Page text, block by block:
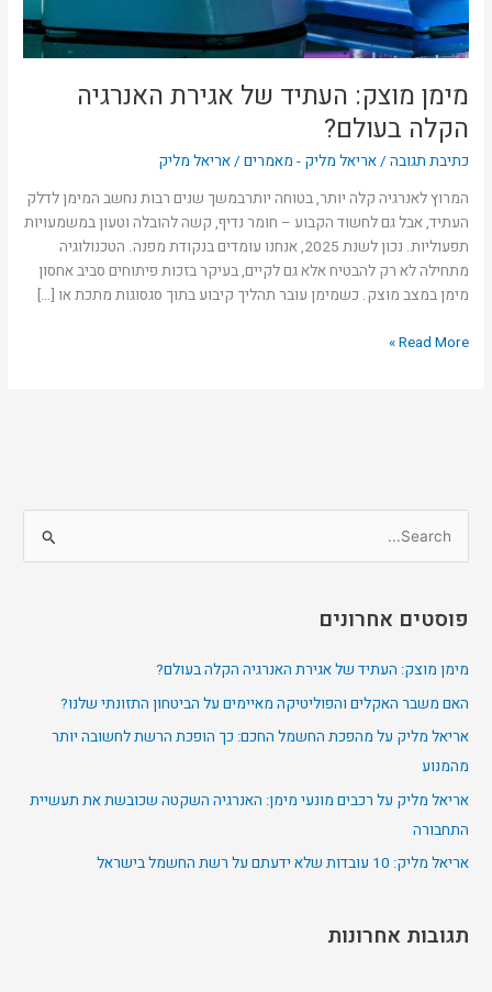
מימן מוצק: העתיד של אגירת האנרגיה
הקלה בעולם?
כתיבת תגובה /אריאל מליק - מאמרים /אריאל מליק
המרוץ לאנרגיה קלה יותר, בטוחה יותרבמשך שנים רבות נחשב המימן לדלק
העתיד, אבל גם לחשוד הקבוע – חומר נדיף, קשה להובלה וטעון במשמעויות
תפעוליות. נכון לשנת 2025, אנחנו עומדים בנקודת מפנה. הטכנולוגיה
מתחילה לא רק להבטיח אלא גם לקיים, בעיקר בזכות פיתוחים סביב אחסון
מימן במצב מוצק. כשמימן עובר תהליך קיבוע בתוך סגסוגות מתכת או […]
Read More »
e
r
o
r
:
פוסטים אחרונים
מימן מוצק: העתיד של אגירת האנרגיה הקלה בעולם?
האם משבר האקלים והפוליטיקה מאיימים על הביטחון התזונתי שלנו?
אריאל מליק על מהפכת החשמל החכם: כך הופכת הרשת לחשובה יותר
מהמנוע
אריאל מליק על רכבים מונעי מימן: האנרגיה השקטה שכובשת את תעשיית
התחבורה
אריאל מליק: 10 עובדות שלא ידעתם על רשת החשמל בישראל
תגובות אחרונות